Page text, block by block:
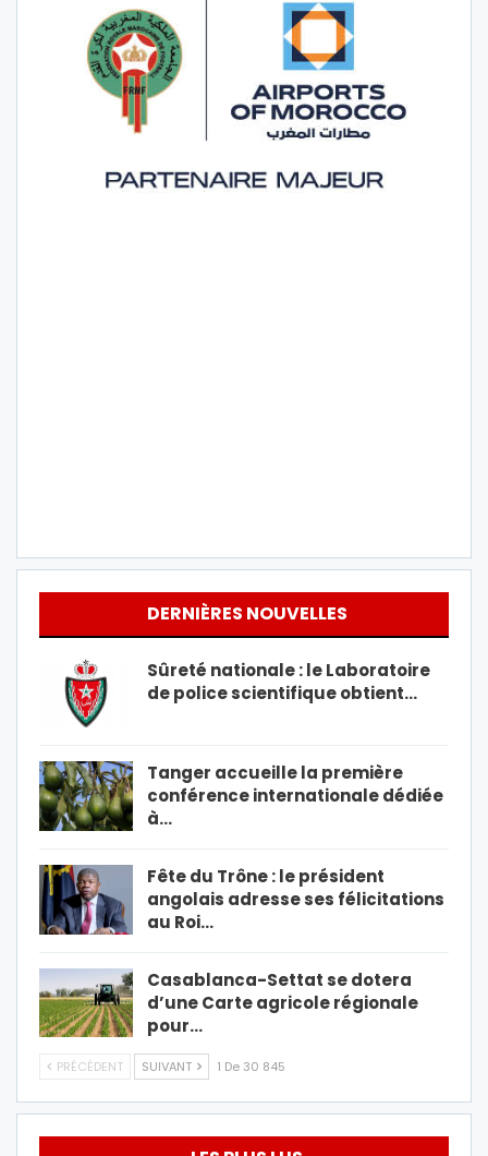
DERNIÈRES NOUVELLES
Sûreté nationale : le Laboratoire
de police scientifique obtient…
Tanger accueille la première
conférence internationale dédiée
à…
Fête du Trône : le président
angolais adresse ses félicitations
au Roi…
Casablanca-Settat se dotera
d’une Carte agricole régionale
pour…
PRÉCÉDENT SUIVANT 1 De 30 845